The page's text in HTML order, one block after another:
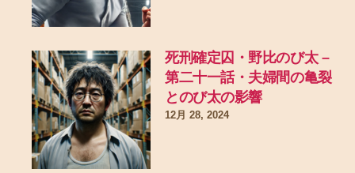
死刑確定囚・野比のび太 –
第二十一話・夫婦間の亀裂
とのび太の影響
12月 28, 2024